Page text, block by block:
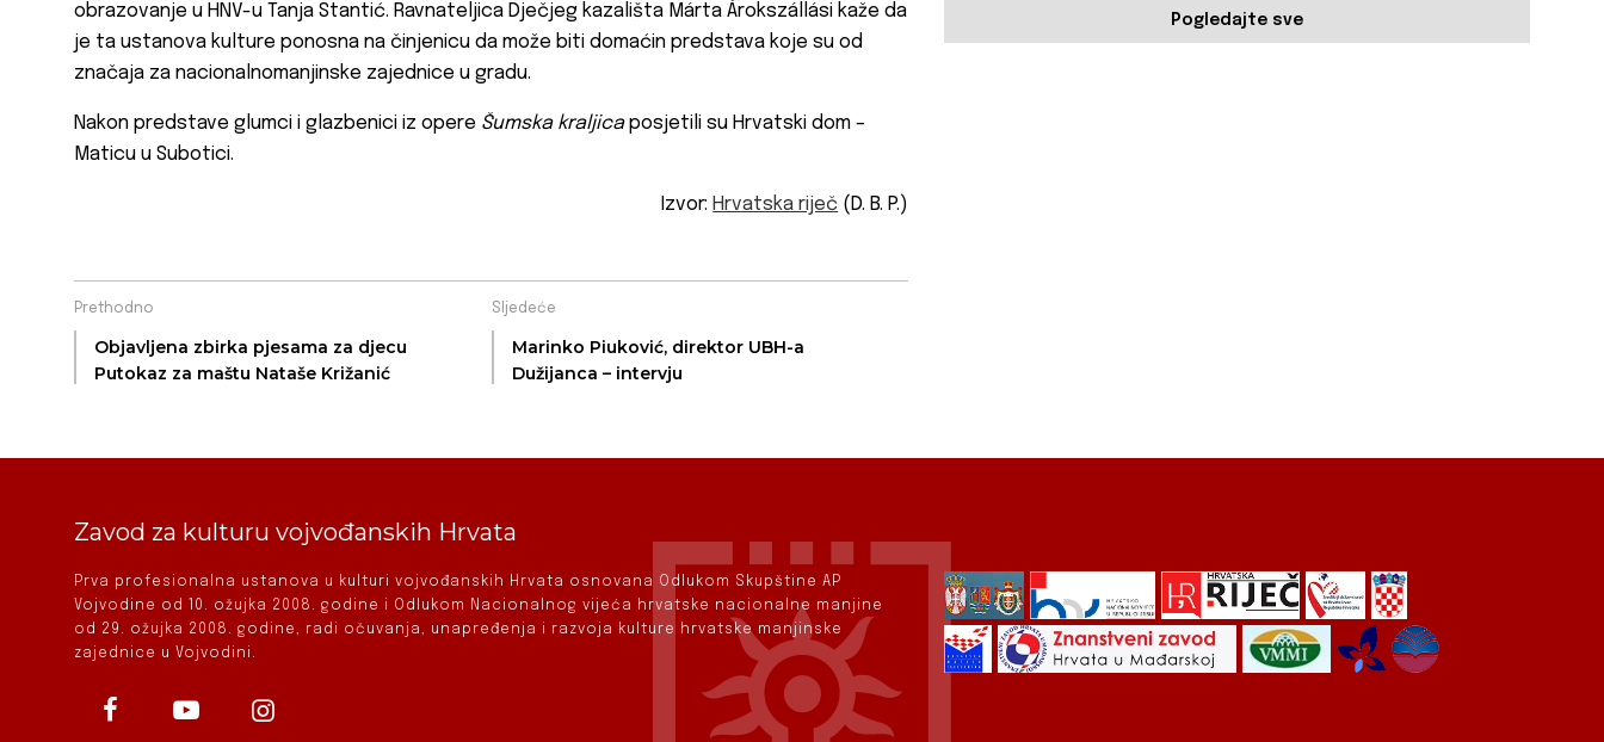
obrazovanje u HNV-u Tanja Stantić. Ravnateljica Dječjeg kazališta Márta Árokszállási kaže da
je ta ustanova kulture ponosna na činjenicu da može biti domaćin predstava koje su od
značaja za nacionalnomanjinske zajednice u gradu.
Nakon predstave glumci i glazbenici iz opere Šumska kraljicaposjetili su Hrvatski dom –
Maticu u Subotici.
Izvor:Hrvatska riječ (D. B. P.)
Prethodno
Objavljena zbirka pjesama za djecu
Putokaz za maštu Nataše Križanić
Sljedeće
Marinko Piuković, direktor UBH-a
Dužijanca – intervju
Pogledajte sve
Zavod za kulturu vojvođanskih Hrvata
Prva profesionalna ustanova u kulturi vojvođanskih Hrvata osnovana Odlukom Skupštine AP
Vojvodine od 10. ožujka 2008. godine i Odlukom Nacionalnog vijeća hrvatske nacionalne manjine
od 29. ožujka 2008. godine, radi očuvanja, unapređenja i razvoja kulture hrvatske manjinske
zajednice u Vojvodini.